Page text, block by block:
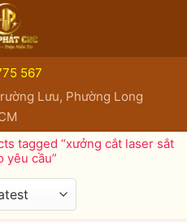
567
Lưu, Phường Long
tagged “xưởng cắt laser sắt
yêu cầu”